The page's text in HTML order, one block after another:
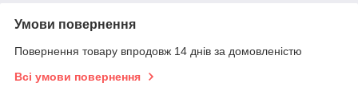
Умови повернення
Повернення товару впродовж 14 днів за домовленістю
Всі умови повернення